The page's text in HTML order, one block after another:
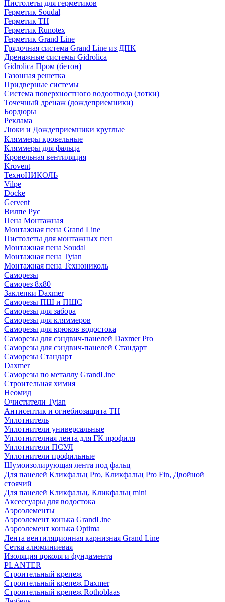
Пистолеты для герметиков
Герметик Soudal
Герметик ТН
Герметик Runotex
Герметик Grand Line
Грядочная система Grand Line из ДПК
Дренажные системы Gidrolica
Gidrolica Пром (бетон)
Газонная решетка
Придверные системы
Система поверхностного водоотвода (лотки)
Точечный дренаж (дождеприемники)
Бордюры
Рекламa
Люки и Дождеприемники круглые
Кляммеры кровельные
Кляммеры для фальца
Кровельная вентиляция
Krovent
ТехноНИКОЛЬ
Vilpe
Docke
Gervent
Вилпе Рус
Пена Монтажнaя
Монтажная пена Grand Linе
Пистолеты для монтажных пен
Монтажная пена Soudal
Монтажная пена Tytan
Монтажная пена Технониколь
Саморезы
Саморез 8х80
Заклепки Daxmer
Саморезы ПШ и ПШС
Саморезы для забора
Саморезы для кляммеров
Саморезы для крюков водостока
Саморезы для сэндвич-панелей Daxmer Pro
Саморезы для сэндвич-панелей Стандарт
Саморезы Стандарт
Daxmer
Саморезы по металлу GrandLine
Строительная химия
Неомид
Очистители Tytan
Антисептик и огнебиозащита ТН
Уплотнитель
Уплотнители универсальные
Уплотнителная лента для ГК профиля
Уплотнители ПСУЛ
Уплотнители профильные
Шумоизолирующая лента под фальц
Для панелей Кликфальц Pro, Кликфальц Pro Fin, Двойной
стоячий
Для панелей Кликфальц, Кликфальц mini
Аксессуары для водостока
Аэроэлементы
Аэроэлемент конька GrandLine
Аэроэлемент конька Optima
Лента вентиляционная карнизная Grand Line
Сетка алюминиевая
Изоляция цоколя и фундамента
PLANTER
Строительный крепеж
Строительный крепеж Daxmer
Строительный крепеж Rothoblaas